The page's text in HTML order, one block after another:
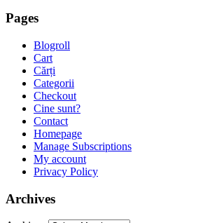
Pages
Blogroll
Cart
Cărți
Categorii
Checkout
Cine sunt?
Contact
Homepage
Manage Subscriptions
My account
Privacy Policy
Archives